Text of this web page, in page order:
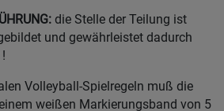
die Stelle der Teilung ist
und gewährleistet dadurch
Volleyball-Spielregeln muß die
weißen Markierungsband von 5